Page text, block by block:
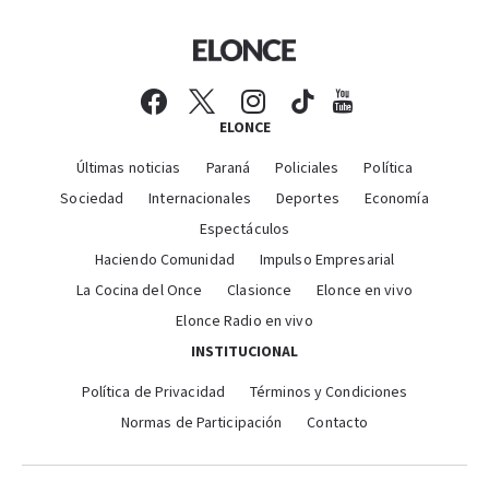
ELONCE
Últimas noticias Paraná Policiales
Política
Sociedad
Internacionales Deportes
Economía
Espectáculos
Haciendo Comunidad
Impulso Empresarial
La Cocina del Once
Clasionce
Elonce en vivo
Elonce Radio en vivo
INSTITUCIONAL
Política de Privacidad
Términos y Condiciones
Normas de Participación
Contacto